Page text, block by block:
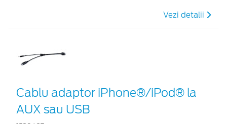
Vezi detalii
Cablu adaptor iPhone®/iPod® la
AUX sau USB